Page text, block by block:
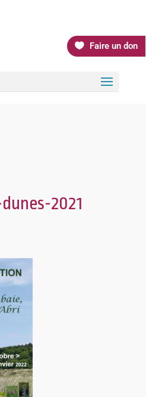
Faire un don
2021